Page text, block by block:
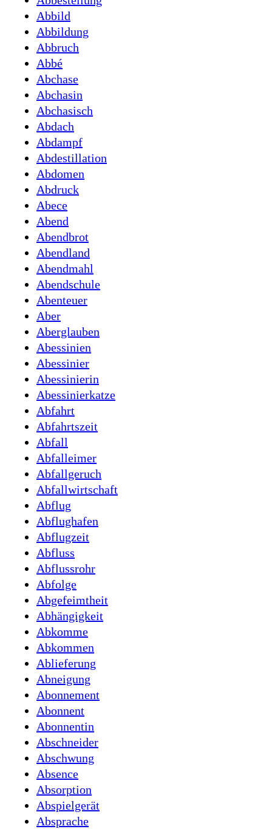
Abbild
Abbildung
Abbruch
Abbé
Abchase
Abchasin
Abchasisch
Abdach
Abdampf
Abdestillation
Abdomen
Abdruck
Abece
Abend
Abendbrot
Abendland
Abendmahl
Abendschule
Abenteuer
Aber
Aberglauben
Abessinien
Abessinier
Abessinierin
Abessinierkatze
Abfahrt
Abfahrtszeit
Abfall
Abfalleimer
Abfallgeruch
Abfallwirtschaft
Abflug
Abflughafen
Abflugzeit
Abfluss
Abflussrohr
Abfolge
Abgefeimtheit
Abhängigkeit
Abkomme
Abkommen
Ablieferung
Abneigung
Abonnement
Abonnent
Abonnentin
Abschneider
Abschwung
Absence
Absorption
Abspielgerät
Absprache